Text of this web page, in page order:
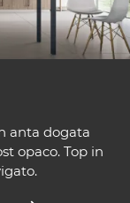
anta dogata
opaco. Top in